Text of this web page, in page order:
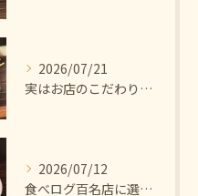
2026/07/21
実はお店のこだわりは塩にあります🧂
2026/07/12
食べログ百名店に選ばれた焼き鳥屋